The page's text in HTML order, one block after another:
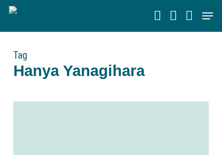
Skip
main
Tag
Hanya Yanagihara